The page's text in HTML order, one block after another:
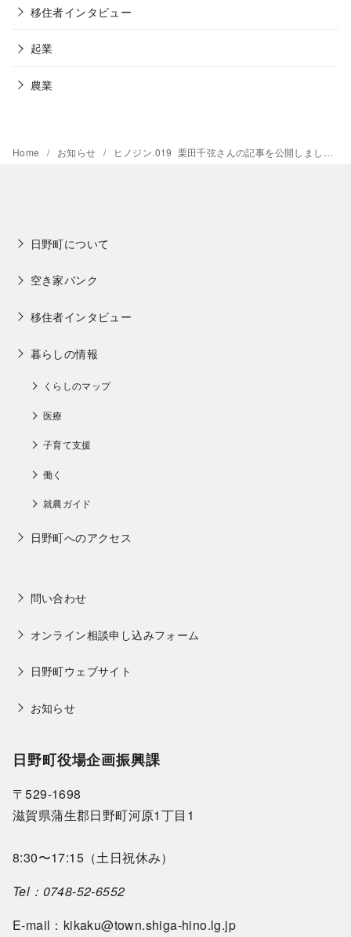
移住者インタビュー
起業
農業
Home お知らせ ヒノジン.019 栗田千弦さんの記事を公開しました！
日野町について
空き家バンク
移住者インタビュー
暮らしの情報
くらしのマップ
医療
子育て支援
働く
就農ガイド
日野町へのアクセス
問い合わせ
オンライン相談申し込みフォーム
日野町ウェブサイト
お知らせ
日野町役場企画振興課
〒529-1698
滋賀県蒲生郡日野町河原1丁目1
8:30〜17:15（土日祝休み）
Tel： 0748-52-6552
E-mail： kikaku@town.shiga-hino.lg.jp